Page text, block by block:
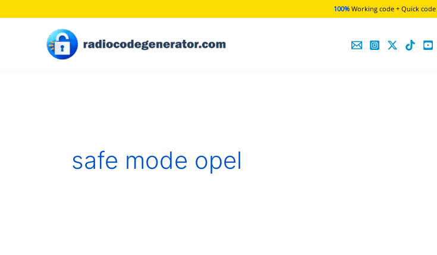
100% Working code + Quick code
safe mode opel